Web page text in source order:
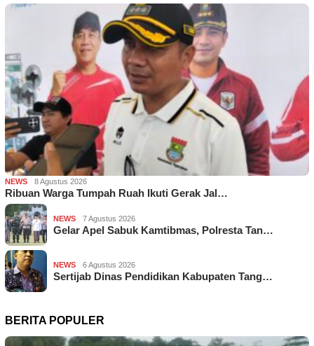
NEWS 8 Agustus 2026
Ribuan Warga Tumpah Ruah Ikuti Gerak Jal…
NEWS 7 Agustus 2026
Gelar Apel Sabuk Kamtibmas, Polresta Tan…
NEWS 6 Agustus 2026
Sertijab Dinas Pendidikan Kabupaten Tang…
BERITA POPULER